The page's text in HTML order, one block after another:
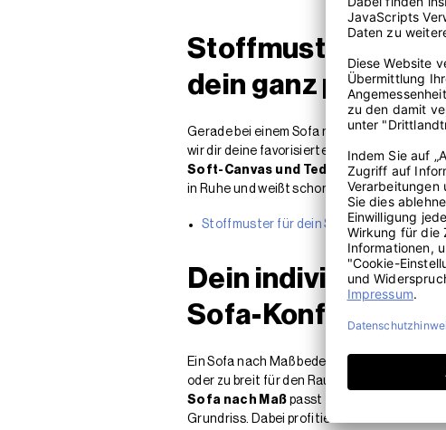
Stoffmuster
dein ganz
Gerade bei einem Sofa nach Maß, das
wir dir deine favorisierten
Stoffmuster
Soft-Canvas und Teddy-Corddirekt
in Ruhe und weißt schon vor der Bestellung
Stoffmuster für dein Sofa nach Maß
Dein individuelles
Sofa-Konfigurator
Ein Sofa nach Maß bedeutet echte
oder zu breit für den Raum sind, schaffst
Sofa nach Maß passt zentimetergenau in
Grundriss. Dabei profitierst du nicht nur